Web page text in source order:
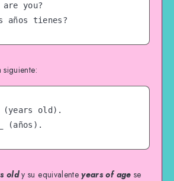
you?
años tienes?
siguiente:
(years old).
(años).
oldy su equivalenteyears of age se